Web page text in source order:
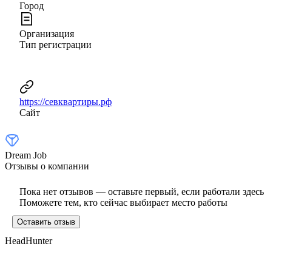
Город
Организация
Тип регистрации
https://севквартиры.рф
Сайт
Dream Job
Отзывы о компании
Пока нет отзывов — оставьте первый, если работали здесь
Поможете тем, кто сейчас выбирает место работы
Оставить отзыв
HeadHunter